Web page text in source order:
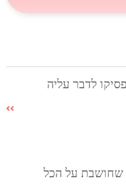
לדבר עליה
שחושבת על הכל